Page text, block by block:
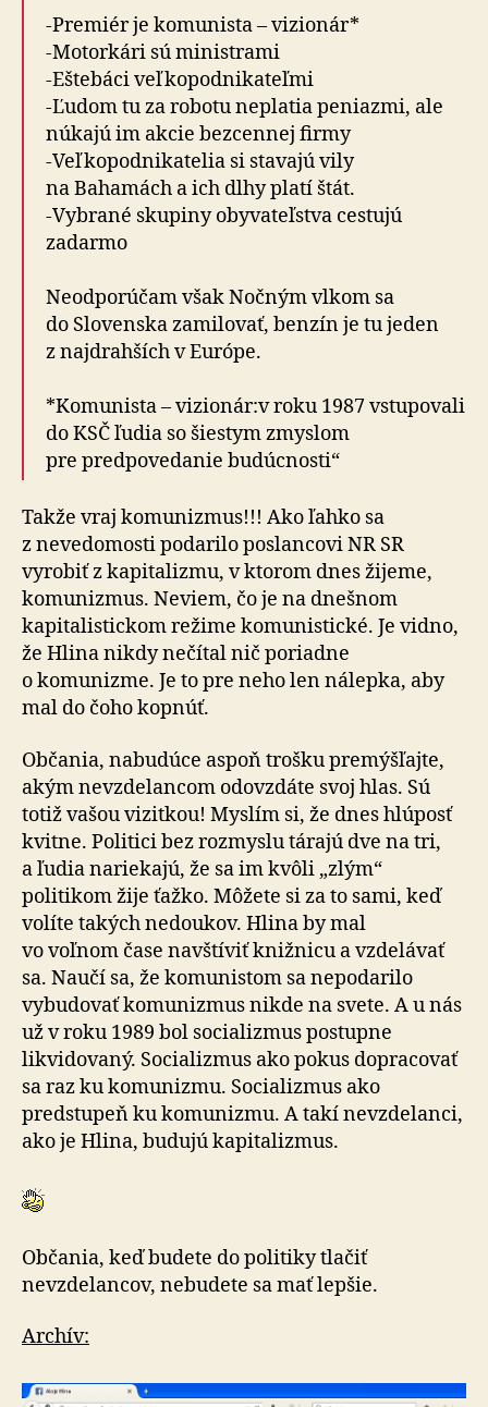
-Premiér je komunista – vizionár*
-Motorkári sú ministrami
-Eštebáci veľkopodnikateľmi
-Ľudom tu za robotu neplatia peniazmi, ale
núkajú im akcie bezcennej firmy
-Veľkopodnikatelia si stavajú vily
na Bahamách a ich dlhy platí štát.
-Vybrané skupiny obyvateľstva cestujú
zadarmo
Neodporúčam však Nočným vlkom sa
do Slovenska zamilovať, benzín je tu jeden
z najdrahších v Európe.
*Komunista – vizionár:v roku 1987 vstupovali
do KSČ ľudia so šiestym zmyslom
pre predpovedanie budúcnosti“
Takže vraj komunizmus!!! Ako ľahko sa
z nevedomosti podarilo poslancovi NR SR
vyrobiť z kapitalizmu, v ktorom dnes žijeme,
komunizmus. Neviem, čo je na dnešnom
kapitalistickom režime komunistické. Je vidno,
že Hlina nikdy nečítal nič poriadne
o komunizme. Je to pre neho len nálepka, aby
mal do čoho kopnúť.
Občania, nabudúce aspoň trošku premýšľajte,
akým nevzdelancom odovzdáte svoj hlas. Sú
totiž vašou vizitkou! Myslím si, že dnes hlúposť
kvitne. Politici bez rozmyslu tárajú dve na tri,
a ľudia nariekajú, že sa im kvôli „zlým“
politikom žije ťažko. Môžete si za to sami, keď
volíte takých nedoukov. Hlina by mal
vo voľnom čase navštíviť knižnicu a vzdelávať
sa. Naučí sa, že komunistom sa nepodarilo
vybudovať komunizmus nikde na svete. A u nás
už v roku 1989 bol socializmus postupne
likvidovaný. Socializmus ako pokus dopracovať
sa raz ku komunizmu. Socializmus ako
predstupeň ku komunizmu. A takí nevzdelanci,
ako je Hlina, budujú kapitalizmus.
Občania, keď budete do politiky tlačiť
nevzdelancov, nebudete sa mať lepšie.
Archív: